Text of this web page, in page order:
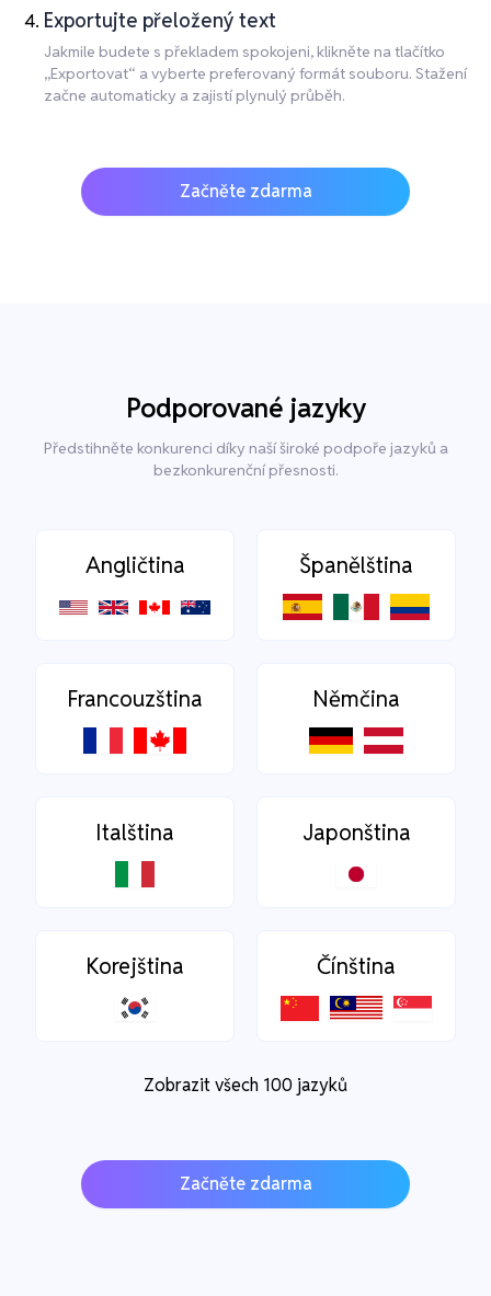
Exportujte přeložený text
Jakmile budete s překladem spokojeni, klikněte na tlačítko
„Exportovat“ a vyberte preferovaný formát souboru. Stažení
začne automaticky a zajistí plynulý průběh.
Začněte zdarma
Podporované jazyky
Předstihněte konkurenci díky naší široké podpoře jazyků a
bezkonkurenční přesnosti.
Angličtina Španělština
Francouzština Němčina
Italština Japonština
Korejština Čínština
Zobrazit všech 100 jazyků
Začněte zdarma